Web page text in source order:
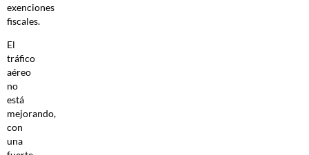
exenciones
fiscales.
El
tráfico
aéreo
no
está
mejorando,
con
una